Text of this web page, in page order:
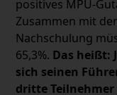
positives MPU-
Zusammen mit
Nachschulung
65,3%. Das heißt:
sich seinen
dritte